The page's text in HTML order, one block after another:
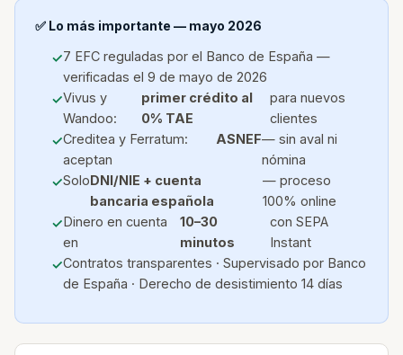
✅ Lo más importante — mayo 2026
7 EFC reguladas por el Banco de España —
verificadas el 9 de mayo de 2026
Vivus y
Wandoo:
primer crédito al
0% TAE
para nuevos
clientes
Creditea y Ferratum:
aceptan
ASNEF— sin aval ni
nómina
SoloDNI/NIE + cuenta
bancaria española
— proceso
100% online
Dinero en cuenta
en
10–30
minutos
con SEPA
Instant
Contratos transparentes · Supervisado por Banco
de España · Derecho de desistimiento 14 días